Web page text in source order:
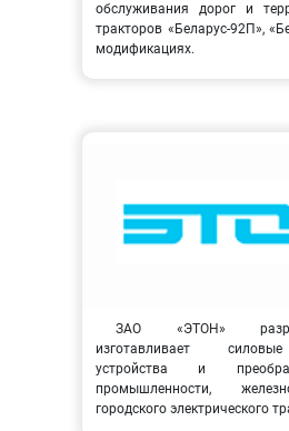
обслуживания дорог и
тракторов «Беларус-92П»,
модификациях.
ЗАО «ЭТОН»
изготавливает
устройства и
промышленности,
городского электрического